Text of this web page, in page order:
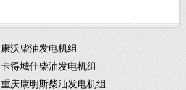
康沃柴油发电机组
卡得城仕柴油发电机组
重庆康明斯柴油发电机组